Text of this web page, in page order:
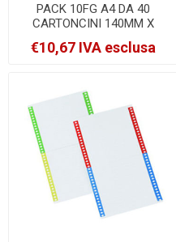
PACK 10FG A4 DA 40
CARTONCINI 140MM X
CART. SOSPESE ARMADIO
[031-10]
€10,67 IVA esclusa